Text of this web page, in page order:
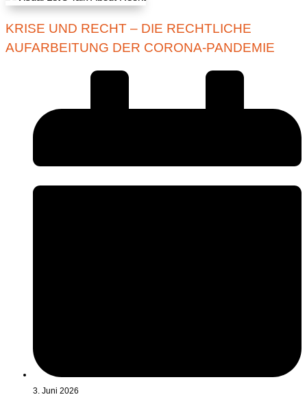
KRISE UND RECHT – DIE RECHTLICHE
AUFARBEITUNG DER CORONA-PANDEMIE
3. Juni 2026